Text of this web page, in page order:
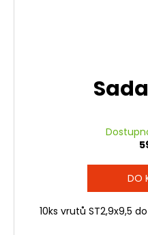
DO
10ks vrutů ST2,9x9,5